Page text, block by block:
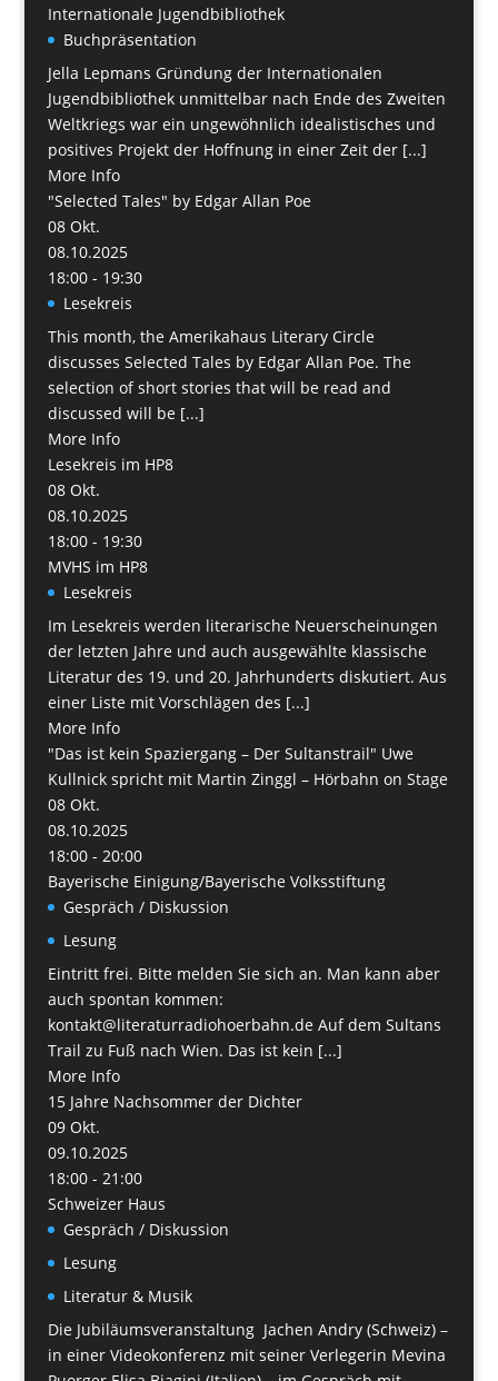
Internationale Jugendbibliothek
Buchpräsentation
Jella Lepmans Gründung der Internationalen
Jugendbibliothek unmittelbar nach Ende des Zweiten
Weltkriegs war ein ungewöhnlich idealistisches und
positives Projekt der Hoffnung in einer Zeit der [...]
More Info
"Selected Tales" by Edgar Allan Poe
08 Okt.
08.10.2025
18:00 - 19:30
Lesekreis
This month, the Amerikahaus Literary Circle
discusses Selected Tales by Edgar Allan Poe. The
selection of short stories that will be read and
discussed will be [...]
More Info
Lesekreis im HP8
08 Okt.
08.10.2025
18:00 - 19:30
MVHS im HP8
Lesekreis
Im Lesekreis werden literarische Neuerscheinungen
der letzten Jahre und auch ausgewählte klassische
Literatur des 19. und 20. Jahrhunderts diskutiert. Aus
einer Liste mit Vorschlägen des [...]
More Info
"Das ist kein Spaziergang – Der Sultanstrail" Uwe
Kullnick spricht mit Martin Zinggl – Hörbahn on Stage
08 Okt.
08.10.2025
18:00 - 20:00
Bayerische Einigung/Bayerische Volksstiftung
Gespräch / Diskussion
Lesung
Eintritt frei. Bitte melden Sie sich an. Man kann aber
auch spontan kommen:
kontakt@literaturradiohoerbahn.de Auf dem Sultans
Trail zu Fuß nach Wien. Das ist kein [...]
More Info
15 Jahre Nachsommer der Dichter
09 Okt.
09.10.2025
18:00 - 21:00
Schweizer Haus
Gespräch / Diskussion
Lesung
Literatur & Musik
Die Jubiläumsveranstaltung Jachen Andry (Schweiz) –
in einer Videokonferenz mit seiner Verlegerin Mevina